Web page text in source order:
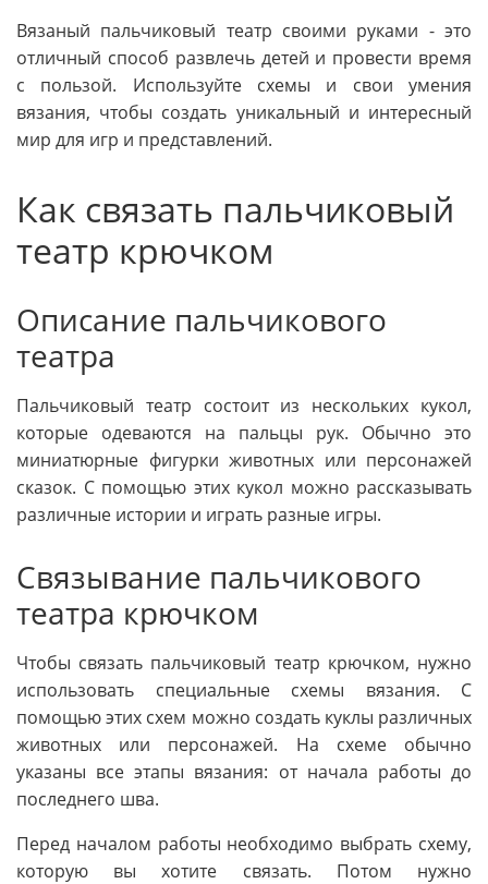
Вязаный пальчиковый театр своими руками - это
отличный способ развлечь детей и провести время
с пользой. Используйте схемы и свои умения
вязания, чтобы создать уникальный и интересный
мир для игр и представлений.
Как связать пальчиковый
театр крючком
Описание пальчикового
театра
Пальчиковый театр состоит из нескольких кукол,
которые одеваются на пальцы рук. Обычно это
миниатюрные фигурки животных или персонажей
сказок. С помощью этих кукол можно рассказывать
различные истории и играть разные игры.
Связывание пальчикового
театра крючком
Чтобы связать пальчиковый театр крючком, нужно
использовать специальные схемы вязания. С
помощью этих схем можно создать куклы различных
животных или персонажей. На схеме обычно
указаны все этапы вязания: от начала работы до
последнего шва.
Перед началом работы необходимо выбрать схему,
которую вы хотите связать. Потом нужно